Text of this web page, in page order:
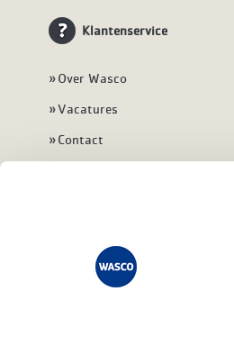
Klantenservice
Over Wasco
Vacatures
Contact
Veelgestelde vragen